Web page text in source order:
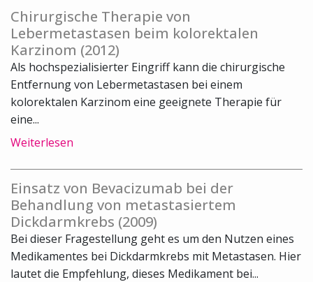
Chirurgische Therapie von
Lebermetastasen beim kolorektalen
Karzinom (2012)
Als hochspezialisierter Eingriff kann die chirurgische
Entfernung von Lebermetastasen bei einem
kolorektalen Karzinom eine geeignete Therapie für
eine...
Weiterlesen
Einsatz von Bevacizumab bei der
Behandlung von metastasiertem
Dickdarmkrebs (2009)
Bei dieser Fragestellung geht es um den Nutzen eines
Medikamentes bei Dickdarmkrebs mit Metastasen. Hier
lautet die Empfehlung, dieses Medikament bei...